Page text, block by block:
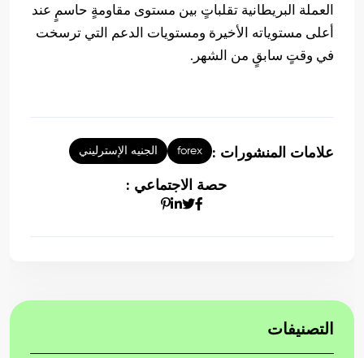
العملة البريطانية تقلباتٍ بين مستوى مقاومةٍ حاسمٍ عند
أعلى مستوياته الأخيرة ومستويات الدعم التي ترسخت
في وقتٍ سابقٍ من الشهر.
علامات المنشورات : forex الجنيه الإسترليني
حصة الاجتماعي :
التصنيفات